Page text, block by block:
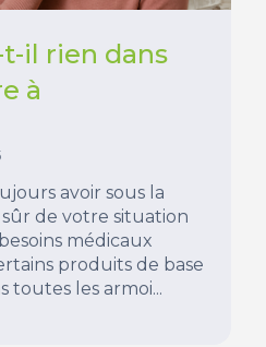
il rien dans
à
avoir sous la
de votre situation
médicaux
produits de base
toutes les armoi...